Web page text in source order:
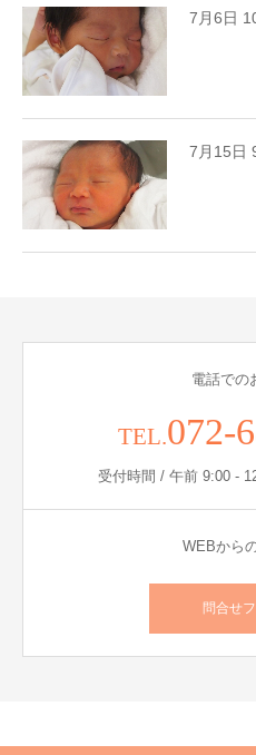
7月6日
7月15日
電話での
TEL.072-
受付時間 / 午前 9:00 -
WEBから
問合せ